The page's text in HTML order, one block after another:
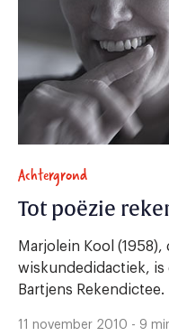
Achtergrond
Tot poëzie
Marjolein Kool
wiskundedidactiek, is
Bartjens Rekendictee.
11 november 2010 - 9